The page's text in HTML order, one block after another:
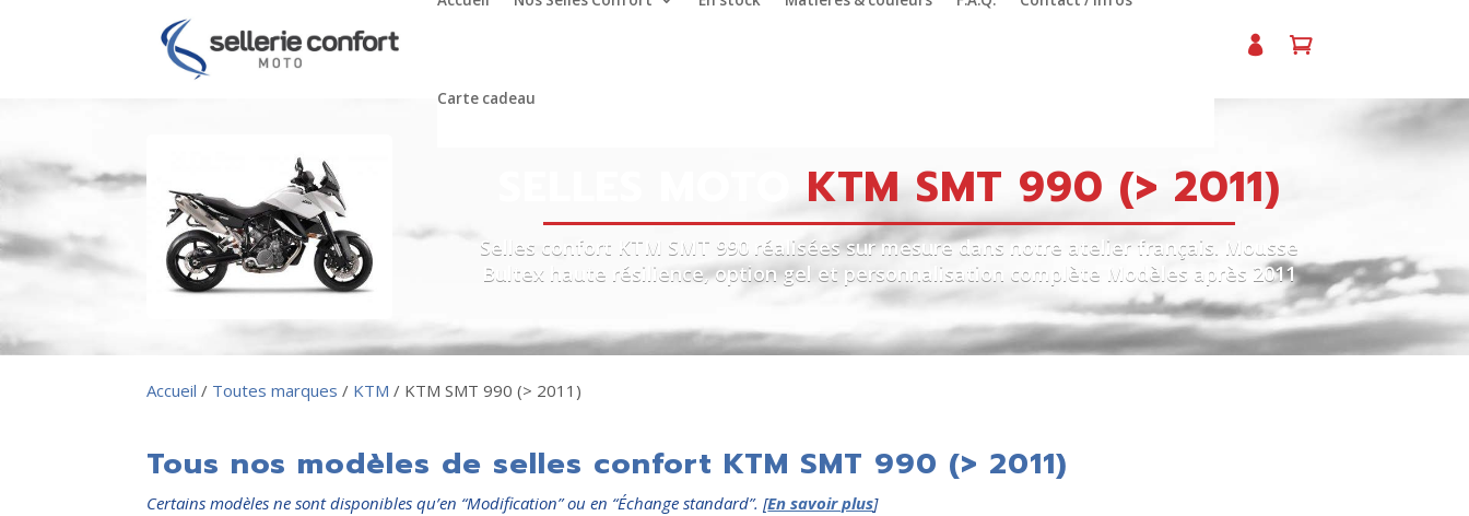
Carte cadeau
KTM SMT 990 (> 2011)
Selles confort KTM SMT 990 réalisées sur mesure dans notre atelier français. Mousse
Bultex haute résilience, option gel et personnalisation complète Modèles après 2011
Accueil / Toutes marques / KTM / KTM SMT 990 (> 2011)
Tous nos modèles de selles confort KTM SMT 990 (> 2011)
Certains modèles ne sont disponibles qu’en “Modification” ou en “Échange standard”. [En savoir plus]